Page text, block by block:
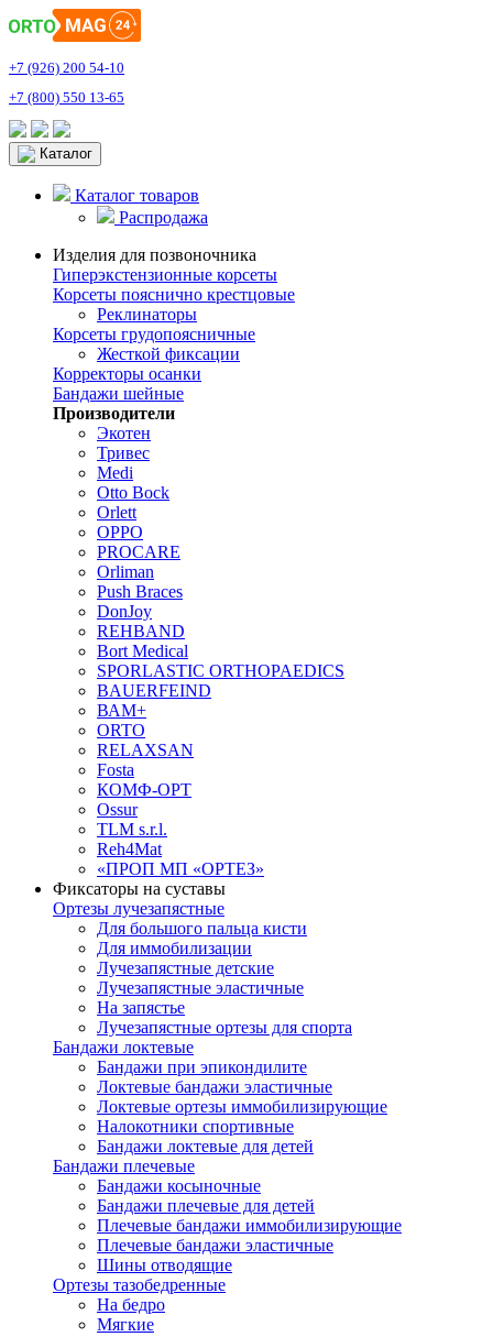
+7 (926) 200 54-10
+7 (800) 550 13-65
Каталог
Каталог товаров
Распродажа
Изделия для позвоночника
Гиперэкстензионные корсеты
Корсеты пояснично крестцовые
Реклинаторы
Корсеты грудопоясничные
Жесткой фиксации
Корректоры осанки
Бандажи шейные
Производители
Экотен
Тривес
Medi
Otto Bock
Orlett
OPPO
PROCARE
Orliman
Push Braces
DonJoy
REHBAND
Bort Medical
SPORLASTIC ORTHOPAEDICS
BAUERFEIND
ВАМ+
ORTO
RELAXSAN
Fosta
КОМФ-ОРТ
Ossur
TLM s.r.l.
Reh4Mat
«ПРОП МП «ОРТЕЗ»
Фиксаторы на суставы
Ортезы лучезапястные
Для большого пальца кисти
Для иммобилизации
Лучезапястные детские
Лучезапястные эластичные
На запястье
Лучезапястные ортезы для спорта
Бандажи локтевые
Бандажи при эпикондилите
Локтевые бандажи эластичные
Локтевые ортезы иммобилизирующие
Налокотники спортивные
Бандажи локтевые для детей
Бандажи плечевые
Бандажи косыночные
Бандажи плечевые для детей
Плечевые бандажи иммобилизирующие
Плечевые бандажи эластичные
Шины отводящие
Ортезы тазобедренные
На бедро
Мягкие